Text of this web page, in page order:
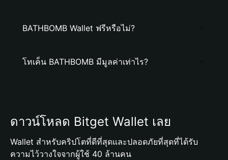
BATHBOMB Wallet ฟรีหรือไม่?
โทเค็น BATHBOMB มีมูลค่าเท่าไร?
ดาวน์โหลด Bitget Wallet เลย
Wallet สำหรับคริปโตที่ดีที่สุดและปลอดภัยที่สุดที่ได้รับ
ความไว้วางใจจากผู้ใช้ 40 ล้านคน